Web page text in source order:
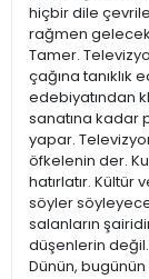
hiçbir dile
rağmen
Tamer.
çağına
edebiyatından
sanatına kadar
yapar.
öfkelenin der.
hatırlatır. Kültür
söyler
salanların
düşenlerin
Dünün,